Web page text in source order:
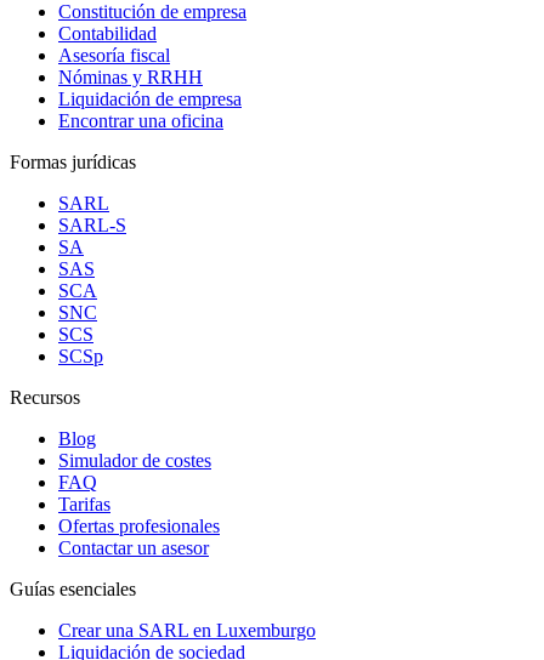
Constitución de empresa
Contabilidad
Asesoría fiscal
Nóminas y RRHH
Liquidación de empresa
Encontrar una oficina
Formas jurídicas
SARL
SARL-S
SA
SAS
SCA
SNC
SCS
SCSp
Recursos
Blog
Simulador de costes
FAQ
Tarifas
Ofertas profesionales
Contactar un asesor
Guías esenciales
Crear una SARL en Luxemburgo
Liquidación de sociedad